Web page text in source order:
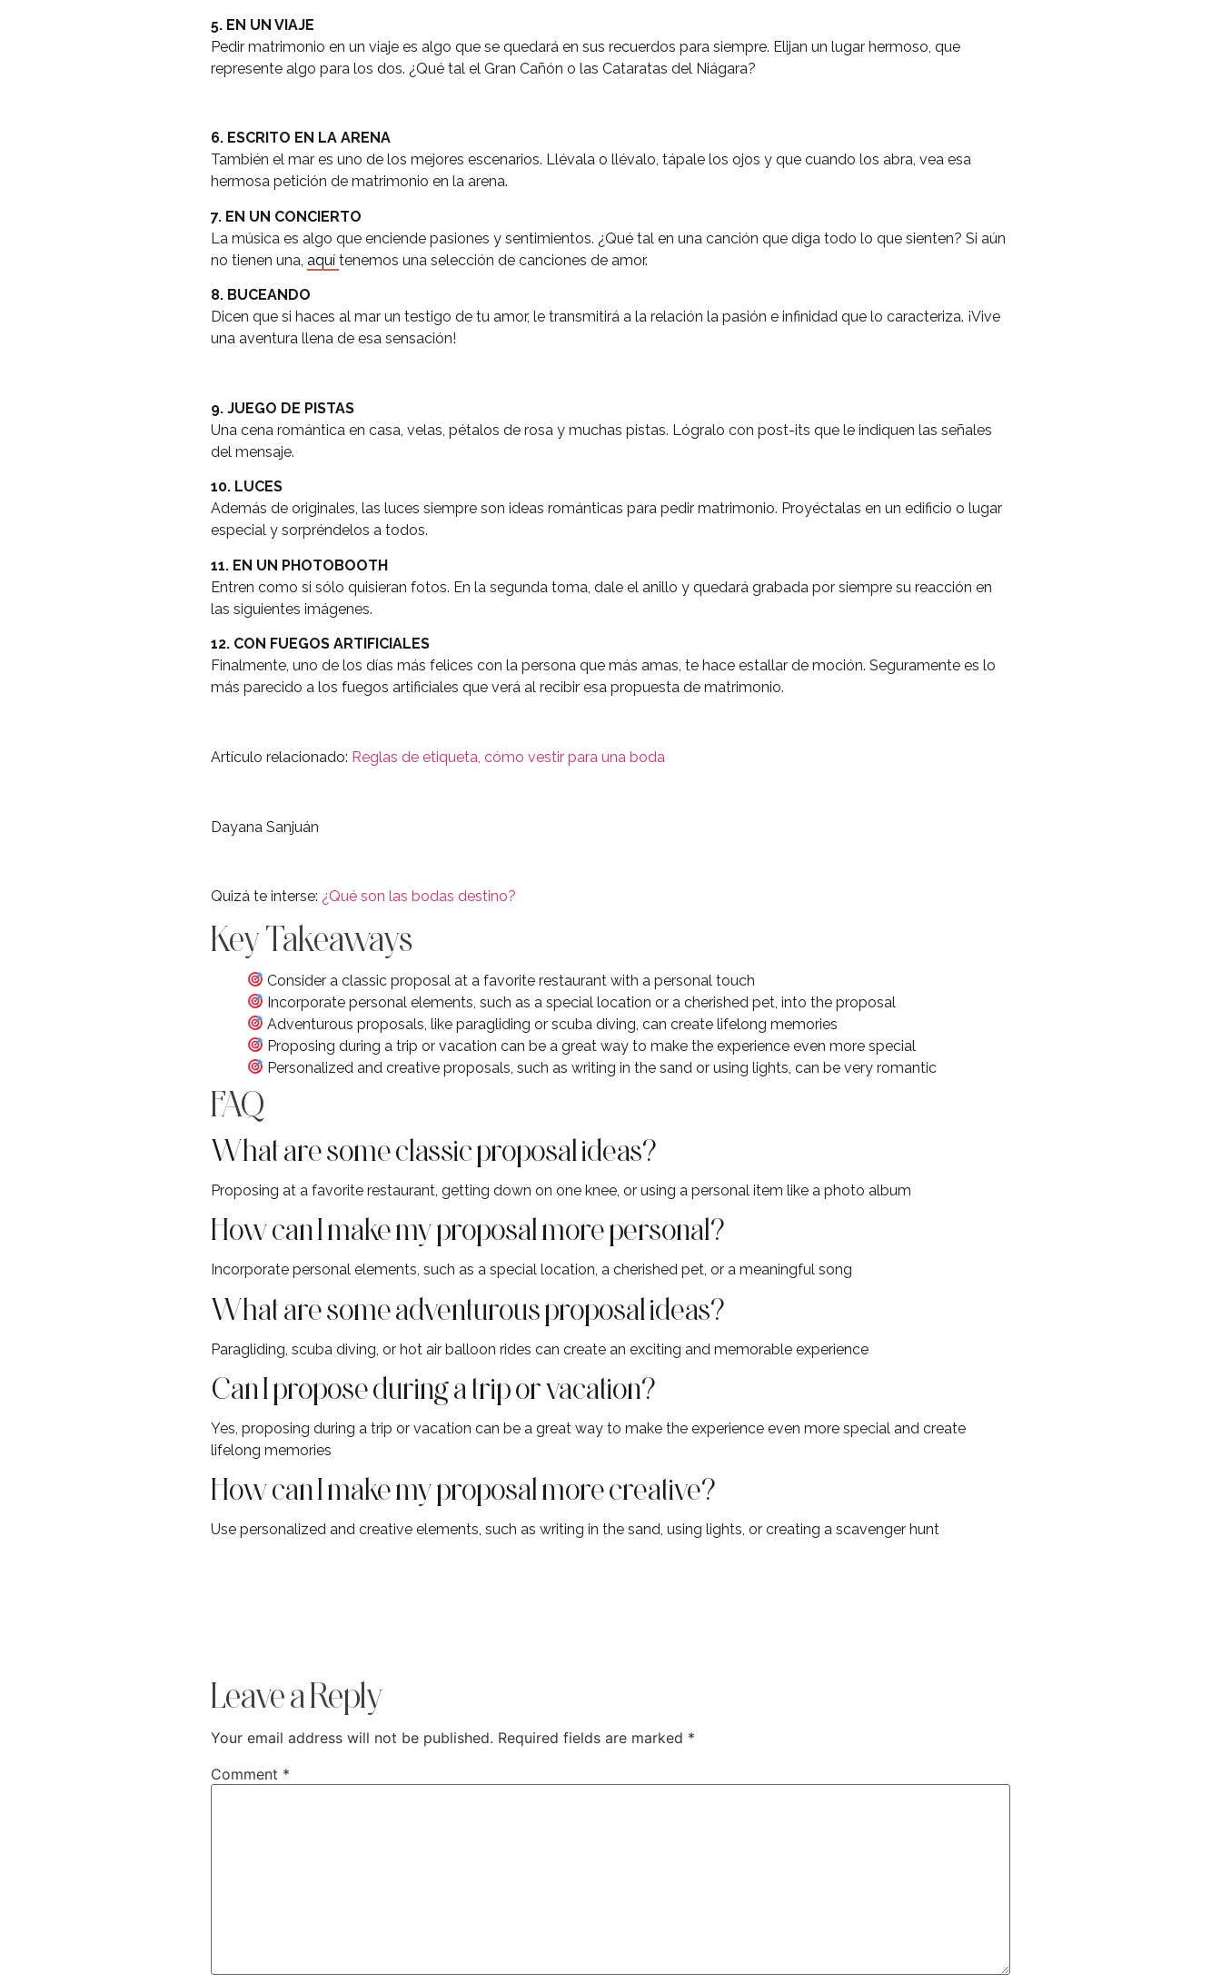
5. EN UN VIAJE
Pedir matrimonio en un viaje es algo que se quedará en sus recuerdos para siempre. Elijan un lugar hermoso, que
represente algo para los dos. ¿Qué tal el Gran Cañón o las Cataratas del Niágara?
6. ESCRITO EN LA ARENA
También el mar es uno de los mejores escenarios. Llévala o llévalo, tápale los ojos y que cuando los abra, vea esa
hermosa petición de matrimonio en la arena.
7. EN UN CONCIERTO
La música es algo que enciende pasiones y sentimientos. ¿Qué tal en una canción que diga todo lo que sienten? Si aún
no tienen una, aquí tenemos una selección de canciones de amor.
8. BUCEANDO
Dicen que si haces al mar un testigo de tu amor, le transmitirá a la relación la pasión e infinidad que lo caracteriza. ¡Vive
una aventura llena de esa sensación!
9. JUEGO DE PISTAS
Una cena romántica en casa, velas, pétalos de rosa y muchas pistas. Lógralo con post-its que le indiquen las señales
del mensaje.
10. LUCES
Además de originales, las luces siempre son ideas románticas para pedir matrimonio. Proyéctalas en un edificio o lugar
especial y sorpréndelos a todos.
11. EN UN PHOTOBOOTH
Entren como si sólo quisieran fotos. En la segunda toma, dale el anillo y quedará grabada por siempre su reacción en
las siguientes imágenes.
12. CON FUEGOS ARTIFICIALES
Finalmente, uno de los días más felices con la persona que más amas, te hace estallar de moción. Seguramente es lo
más parecido a los fuegos artificiales que verá al recibir esa propuesta de matrimonio.
Artículo relacionado: Reglas de etiqueta, cómo vestir para una boda
Dayana Sanjuán
Quizá te interse: ¿Qué son las bodas destino?
Key Takeaways
Consider a classic proposal at a favorite restaurant with a personal touch
Incorporate personal elements, such as a special location or a cherished pet, into the proposal
Adventurous proposals, like paragliding or scuba diving, can create lifelong memories
Proposing during a trip or vacation can be a great way to make the experience even more special
Personalized and creative proposals, such as writing in the sand or using lights, can be very romantic
FAQ
What are some classic proposal ideas?
Proposing at a favorite restaurant, getting down on one knee, or using a personal item like a photo album
How can I make my proposal more personal?
Incorporate personal elements, such as a special location, a cherished pet, or a meaningful song
What are some adventurous proposal ideas?
Paragliding, scuba diving, or hot air balloon rides can create an exciting and memorable experience
Can I propose during a trip or vacation?
Yes, proposing during a trip or vacation can be a great way to make the experience even more special and create
lifelong memories
How can I make my proposal more creative?
Use personalized and creative elements, such as writing in the sand, using lights, or creating a scavenger hunt
Leave a Reply
Your email address will not be published. Required fields are marked *
Comment *